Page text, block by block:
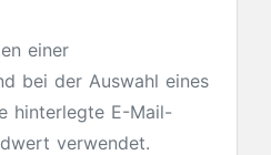
einer
bei der Auswahl eines
hinterlegte E-Mail-
verwendet.